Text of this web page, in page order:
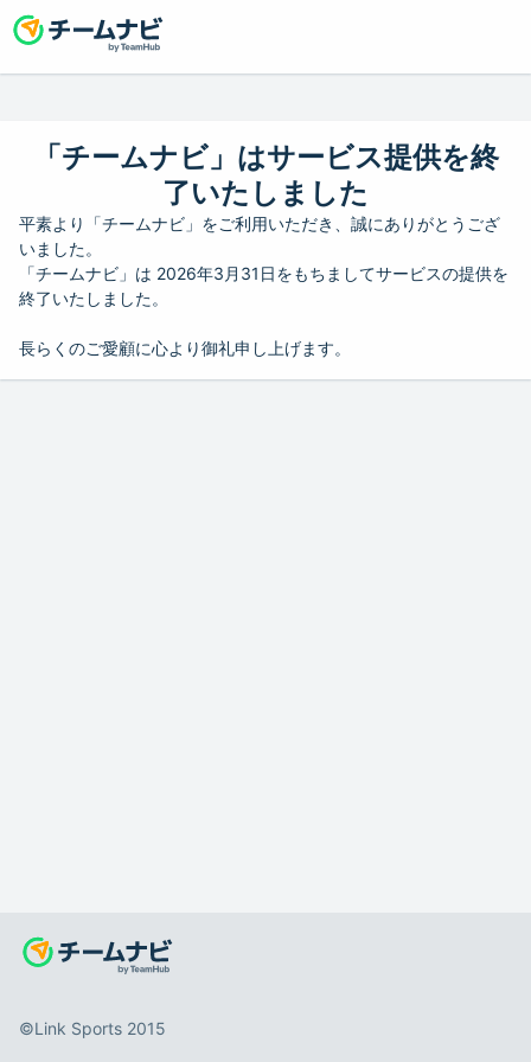
「チームナビ」はサービス提供を終
了いたしました
平素より「チームナビ」をご利用いただき、誠にありがとうござ
いました。
「チームナビ」は 2026年3月31日をもちましてサービスの提供を
終了いたしました。
長らくのご愛顧に心より御礼申し上げます。
©️Link Sports 2015